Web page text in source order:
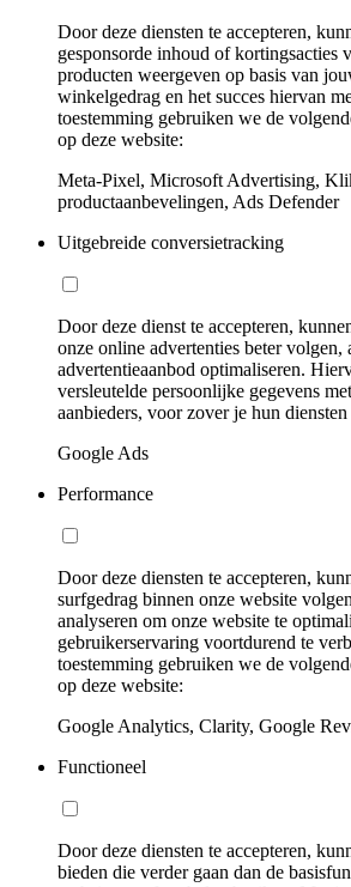
Door deze diensten te accepteren,
gesponsorde inhoud of kortingsacties
producten weergeven op basis van
winkelgedrag en het succes hiervan
toestemming gebruiken we de
op deze website:
Meta-Pixel, Microsoft Advertising,
productaanbevelingen, Ads Defender
Uitgebreide conversietracking
Door deze dienst te accepteren,
onze online advertenties beter volgen,
advertentieaanbod optimaliseren.
versleutelde persoonlijke gegevens
aanbieders, voor zover je hun
Google Ads
Performance
Door deze diensten te accepteren,
surfgedrag binnen onze website
analyseren om onze website te
gebruikerservaring voortdurend te
toestemming gebruiken we de
op deze website:
Google Analytics, Clarity, Google
Functioneel
Door deze diensten te accepteren,
bieden die verder gaan dan de